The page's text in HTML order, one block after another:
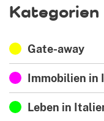
Kategorien
Gate-away
Immobilien in
Leben in